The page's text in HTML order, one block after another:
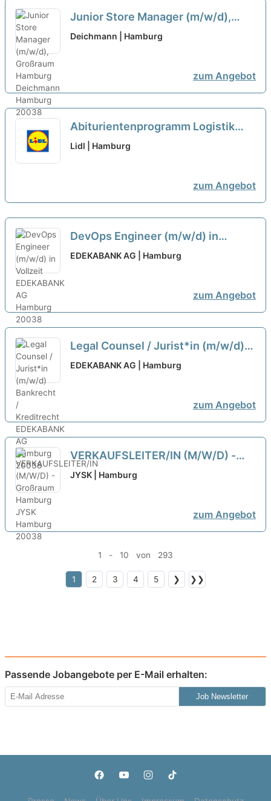
Junior Store Manager (m/w/d),
Großraum Hamburg
Deichmann | Hamburg
zum Angebot
Abiturientenprogramm Logistik
inkl. Logistikmeister 08.2026
Lidl | Hamburg
zum Angebot
DevOps Engineer (m/w/d) in
Vollzeit
EDEKABANK AG | Hamburg
zum Angebot
Legal Counsel / Jurist*in (m/w/d)
Bankrecht / Kreditrecht
EDEKABANK AG | Hamburg
zum Angebot
VERKAUFSLEITER/IN (M/W/D) -
Großraum Hamburg
JYSK | Hamburg
zum Angebot
1 - 10 von 293
1 2 3 4 5 ❯ ❯❯
Passende Jobangebote per E-Mail erhalten:
Job Newsletter